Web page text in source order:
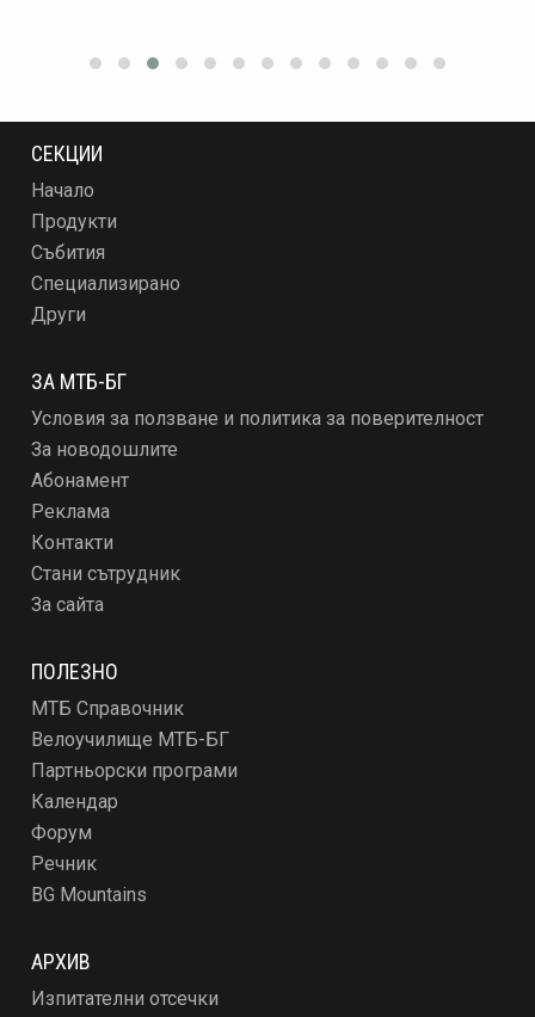
СЕКЦИИ
Начало
Продукти
Събития
Специализирано
Други
ЗА МТБ-БГ
Условия за ползване и политика за поверителност
За новодошлите
Абонамент
Реклама
Контакти
Стани сътрудник
За сайта
ПОЛЕЗНО
МТБ Справочник
Велоучилище МТБ-БГ
Партньорски програми
Календар
Форум
Речник
BG Mountains
АРХИВ
Изпитателни отсечки